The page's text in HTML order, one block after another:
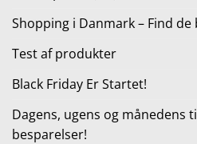
Shopping i Danmark – Find
Test af produkter
Black Friday Er Startet!
Dagens, ugens og månedens
besparelser!